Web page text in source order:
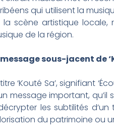
qui utilisent la
la scène artistique locale,
de la région.
message sous-jacent de
‘Kouté Sa’, signifiant
message important,
les subtilités
du patrimoine ou